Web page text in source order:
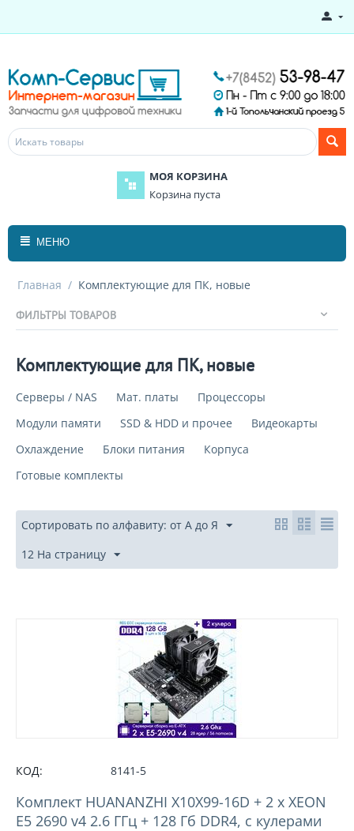
МОЯ КОРЗИНА
Корзина пуста
МЕНЮ
Главная / Комплектующие для ПК, новые
ФИЛЬТРЫ ТОВАРОВ
Комплектующие для ПК, новые
Серверы / NAS Мат. платы
Процессоры
Модули памяти
SSD & HDD и прочее
Видеокарты
Охлаждение
Блоки питания
Корпуса
Готовые комплекты
Сортировать по алфавиту: от А до Я
12 На страницу
КОД: 8141-5
Комплект HUANANZHI X10X99-16D + 2 х XEON
E5 2690 v4 2.6 ГГц + 128 Гб DDR4, с кулерами